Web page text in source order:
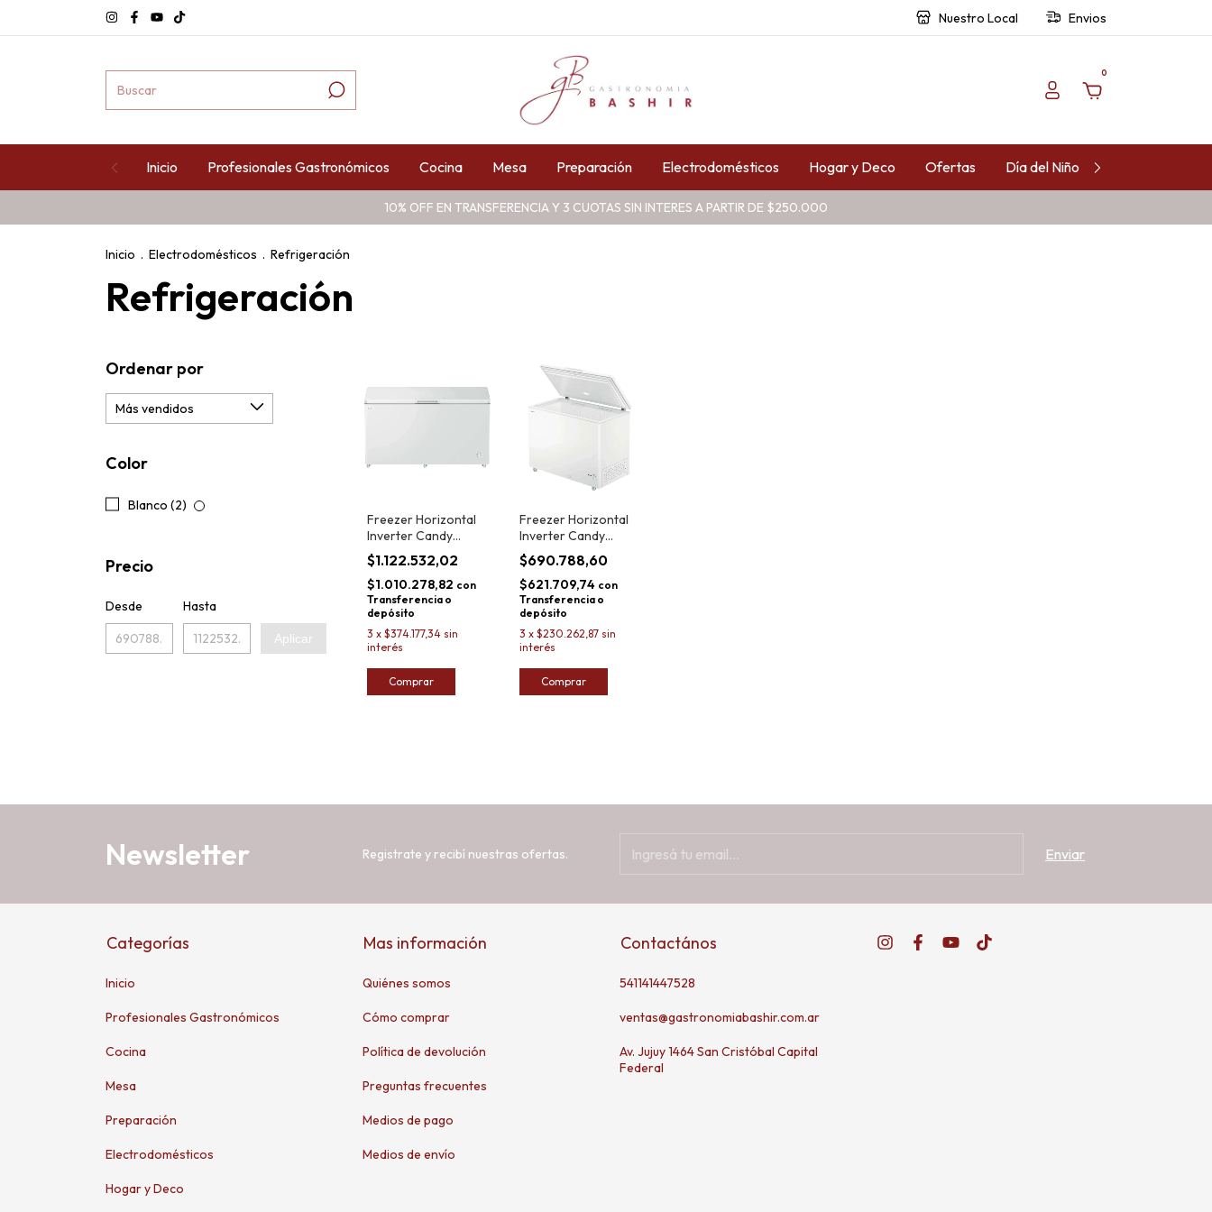
Nuestro Local Envios
0
Inicio Profesionales Gastronómicos Cocina Mesa Preparación Electrodomésticos Hogar y Deco Ofertas Día del Niño
10% OFF EN TRANSFERENCIA Y 3 CUOTAS SIN INTERES A PARTIR DE $250.000
Inicio . Electrodomésticos . Refrigeración
Refrigeración
Ordenar por
Color
Blanco (2)
Precio
Desde Hasta
Aplicar
Freezer Horizontal
Inverter Candy
CNCHQ4S520EWAR
502L
$1.122.532,02
$1.010.278,82 con
Transferencia o
depósito
3 x $374.177,34 sin
interés
Comprar
Freezer Horizontal
Inverter Candy
CCHH3012EAR 300L
$690.788,60
$621.709,74 con
Transferencia o
depósito
3 x $230.262,87 sin
interés
Comprar
Newsletter Registrate y recibí nuestras ofertas.
Categorías
Inicio
Profesionales Gastronómicos
Cocina
Mesa
Preparación
Electrodomésticos
Hogar y Deco
Mas información
Quiénes somos
Cómo comprar
Política de devolución
Preguntas frecuentes
Medios de pago
Medios de envío
Contactános
541141447528
ventas@gastronomiabashir.com.ar
Av. Jujuy 1464 San Cristóbal Capital
Federal